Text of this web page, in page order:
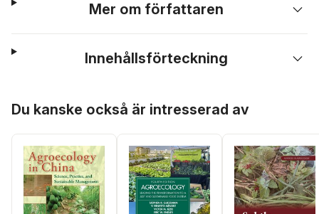
Mer om författaren
Innehållsförteckning
Du kanske också är intresserad av